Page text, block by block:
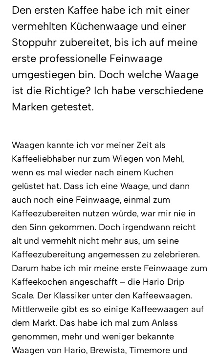
Den ersten Kaffee habe ich mit einer
vermehlten Küchenwaage und einer
Stoppuhr zubereitet, bis ich auf meine
erste professionelle Feinwaage
umgestiegen bin. Doch welche Waage
ist die Richtige? Ich habe verschiedene
Marken getestet.
Waagen kannte ich vor meiner Zeit als
Kaffeeliebhaber nur zum Wiegen von Mehl,
wenn es mal wieder nach einem Kuchen
gelüstet hat. Dass ich eine Waage, und dann
auch noch eine Feinwaage, einmal zum
Kaffeezubereiten nutzen würde, war mir nie in
den Sinn gekommen. Doch irgendwann reicht
alt und vermehlt nicht mehr aus, um seine
Kaffeezubereitung angemessen zu zelebrieren.
Darum habe ich mir meine erste Feinwaage zum
Kaffeekochen angeschafft – die Hario Drip
Scale. Der Klassiker unter den Kaffeewaagen.
Mittlerweile gibt es so einige Kaffeewaagen auf
dem Markt. Das habe ich mal zum Anlass
genommen, mehr und weniger bekannte
Waagen von Hario, Brewista, Timemore und